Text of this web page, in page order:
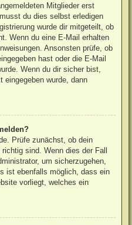
Mitglieder erst
du dies selbst erledigen
wurde dir mitgeteilt, ob
Wenn du eine E-Mail erhalten
Ansonsten prüfe, ob
hast oder die E-Mail
Wenn du dir sicher bist,
eingegeben wurde, dann
Prüfe zunächst, ob dein
sind. Wenn dies der Fall
um sicherzugehen,
ist ebenfalls möglich, dass ein
vorliegt, welches ein